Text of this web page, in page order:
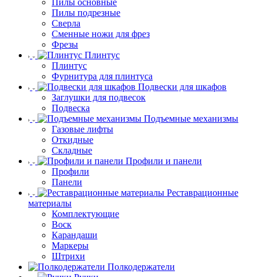
Пилы основные
Пилы подрезные
Сверла
Сменные ножи для фрез
Фрезы
Плинтус
Плинтус
Фурнитура для плинтуса
Подвески для шкафов
Заглушки для подвесок
Подвеска
Подъемные механизмы
Газовые лифты
Откидные
Складные
Профили и панели
Профили
Панели
Реставрационные
материалы
Комплектующие
Воск
Карандаши
Маркеры
Штрихи
Полкодержатели